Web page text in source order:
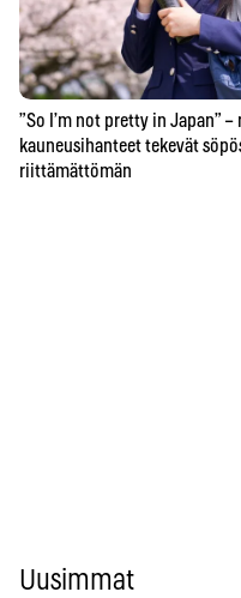
”So I’m not pretty in Japan”
kauneusihanteet tekevät
riittämättömän
Uusimmat